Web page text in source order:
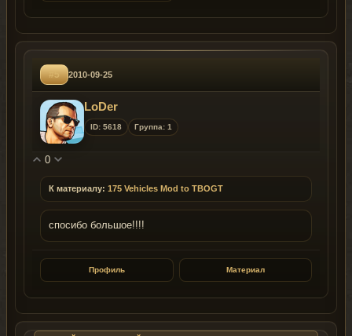
#5 2010-09-25
LoDer
ID: 5618 Группа: 1
0
К материалу: 175 Vehicles Mod to TBOGT
спосибо большое!!!!
Профиль Материал